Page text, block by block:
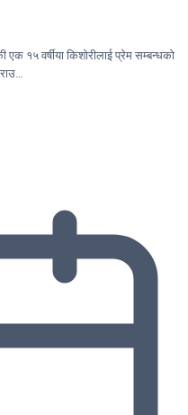
१५ वर्षीया किशोरीलाई प्रेम सम्बन्धको